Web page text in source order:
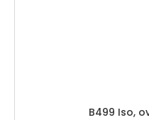
B499 Iso,